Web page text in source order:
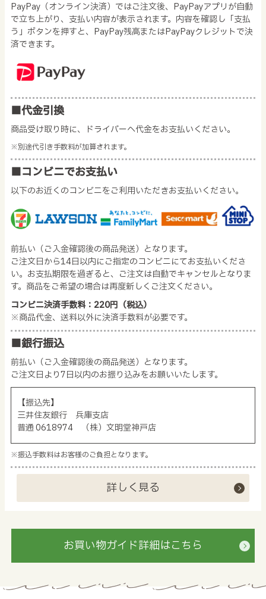
PayPay（オンライン決済）ではご注文後、PayPayアプリが自動
で立ち上がり、支払い内容が表示されます。内容を確認し「支払
う」ボタンを押すと、PayPay残高またはPayPayクレジットで決
済できます。
■代金引換
商品受け取り時に、ドライバーへ代金をお支払いください。
※別途代引き手数料が加算されます。
■コンビニでお支払い
以下のお近くのコンビニをご利用いただきお支払いください。
前払い（ご入金確認後の商品発送）となります。
ご注文日から14日以内にご指定のコンビニにてお支払いくださ
い。お支払期限を過ぎると、ご注文は自動でキャンセルとなりま
す。商品をご希望の場合は再度新しくご注文ください。
コンビニ決済手数料：220円（税込）
※商品代金、送料以外に決済手数料が必要です。
■銀行振込
前払い（ご入金確認後の商品発送）となります。
ご注文日より7日以内のお振り込みをお願いいたします。
【振込先】
三井住友銀行 兵庫支店
普通 0618974 （株）文明堂神戸店
※振込手数料はお客様のご負担となります。
詳しく見る
お買い物ガイド詳細はこちら